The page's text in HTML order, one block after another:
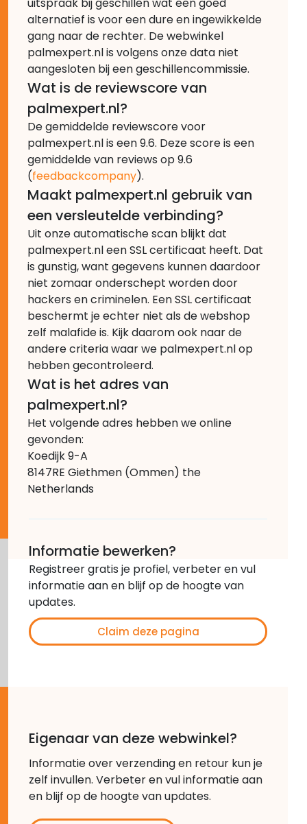
alternatief is voor een dure en ingewikkelde
gang naar de rechter. De webwinkel
palmexpert.nl is volgens onze data niet
aangesloten bij een geschillencommissie.
Wat is de reviewscore van
palmexpert.nl?
De gemiddelde reviewscore voor
palmexpert.nl is een 9.6. Deze score is een
gemiddelde van reviews op 9.6
(feedbackcompany).
Maakt palmexpert.nl gebruik van
een versleutelde verbinding?
Uit onze automatische scan blijkt dat
palmexpert.nl een SSL certificaat heeft. Dat
is gunstig, want gegevens kunnen daardoor
niet zomaar onderschept worden door
hackers en criminelen. Een SSL certificaat
beschermt je echter niet als de webshop
zelf malafide is. Kijk daarom ook naar de
andere criteria waar we palmexpert.nl op
hebben gecontroleerd.
Wat is het adres van
palmexpert.nl?
Het volgende adres hebben we online
gevonden:
Koedijk 9-A
8147RE Giethmen (Ommen) the
Netherlands
Informatie bewerken?
Registreer gratis je profiel, verbeter en vul
informatie aan en blijf op de hoogte van
updates.
Claim deze pagina
Eigenaar van deze webwinkel?
Informatie over verzending en retour kun je
zelf invullen. Verbeter en vul informatie aan
en blijf op de hoogte van updates.